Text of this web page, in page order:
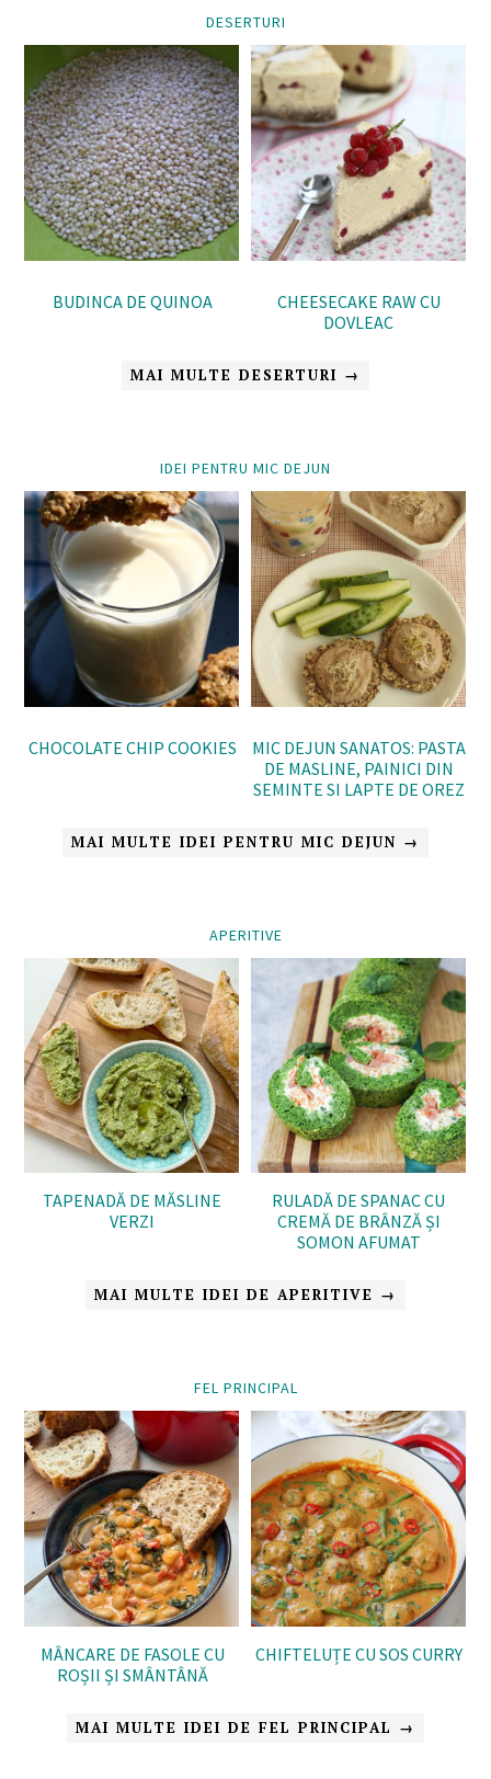
DESERTURI
BUDINCA DE QUINOA
CHEESECAKE RAW CU
DOVLEAC
MAI MULTE DESERTURI →
IDEI PENTRU MIC DEJUN
CHOCOLATE CHIP COOKIES
MIC DEJUN SANATOS: PASTA
DE MASLINE, PAINICI DIN
SEMINTE SI LAPTE DE OREZ
MAI MULTE IDEI PENTRU MIC DEJUN →
APERITIVE
TAPENADĂ DE MĂSLINE
VERZI
RULADĂ DE SPANAC CU
CREMĂ DE BRÂNZĂ ȘI
SOMON AFUMAT
MAI MULTE IDEI DE APERITIVE →
FEL PRINCIPAL
MÂNCARE DE FASOLE CU
ROȘII ȘI SMÂNTÂNĂ
CHIFTELUȚE CU SOS CURRY
MAI MULTE IDEI DE FEL PRINCIPAL →